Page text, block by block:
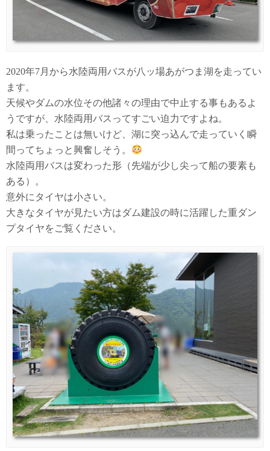
2020年7月から水陸両用バスが八ッ場あがつま湖を走ってい
ます。
天候やダムの水位その他諸々の理由で中止する事もあるよ
うですが、水陸両用バスってすごい迫力ですよね。
私は乗ったことは無いけど、湖に突っ込んで走っていく瞬
間ってちょっと興奮しそう。
水陸両用バスは変わった形（先端が少し尖って船の要素も
ある）。
意外にタイヤは小さい。
大きなタイヤが見たい方はダム建設の時に活躍した重ダン
プタイヤをご覧ください。